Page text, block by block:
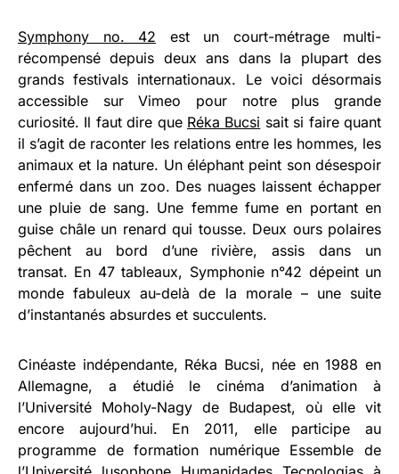
Symphony no. 42 est un court-métrage multi-
récompensé depuis deux ans dans la plupart des
grands festivals internationaux. Le voici désormais
accessible sur Vimeo pour notre plus grande
curiosité. Il faut dire que Réka Bucsi sait si faire quant
il s’agit de raconter les relations entre les hommes, les
animaux et la nature. Un éléphant peint son désespoir
enfermé dans un zoo. Des nuages laissent échapper
une pluie de sang. Une femme fume en portant en
guise châle un renard qui tousse. Deux ours polaires
pêchent au bord d’une rivière, assis dans un
transat. En 47 tableaux, Symphonie n°42 dépeint un
monde fabuleux au-delà de la morale – une suite
d’instantanés absurdes et succulents.
Cinéaste indépendante, Réka Bucsi, née en 1988 en
Allemagne, a étudié le cinéma d’animation à
l’Université Moholy-Nagy de Budapest, où elle vit
encore aujourd’hui. En 2011, elle participe au
programme de formation numérique Essemble de